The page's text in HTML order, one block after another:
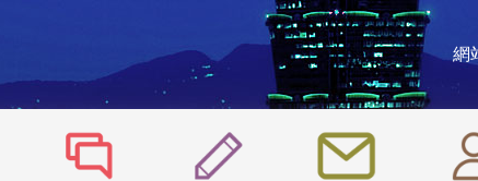
網
:::